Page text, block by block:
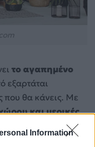
Information
το αγαπημένο
εξαρτάται
που θα κάνεις. Με
και μερικές
χώρο σε